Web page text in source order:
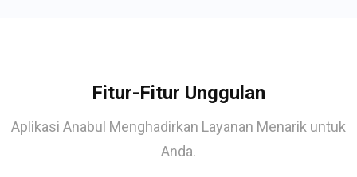
Fitur-Fitur Unggulan
Aplikasi Anabul Menghadirkan Layanan Menarik untuk
Anda.